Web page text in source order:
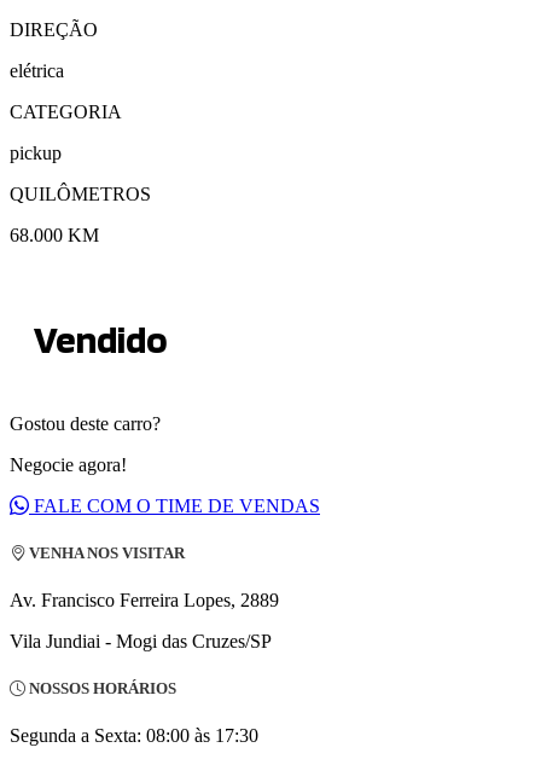
DIREÇÃO
elétrica
CATEGORIA
pickup
QUILÔMETROS
68.000 KM
Vendido
Gostou deste carro?
Negocie agora!
FALE COM O TIME DE VENDAS
VENHA NOS VISITAR
Av. Francisco Ferreira Lopes, 2889
Vila Jundiai - Mogi das Cruzes/SP
NOSSOS HORÁRIOS
Segunda a Sexta: 08:00 às 17:30